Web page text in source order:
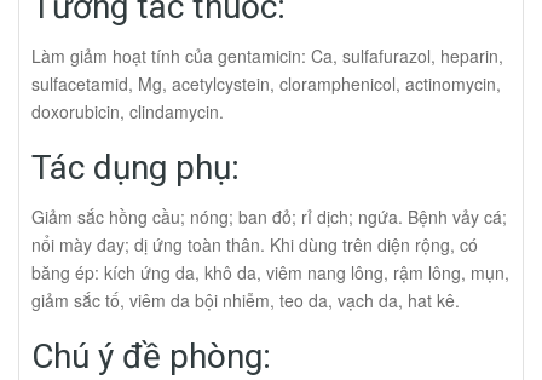
Làm giảm hoạt tính của gentamicin: Ca, sulfafurazol, heparin,
sulfacetamid, Mg, acetylcystein, cloramphenicol, actinomycin,
doxorubicin, clindamycin.
Tác dụng phụ:
Giảm sắc hồng cầu; nóng; ban đỏ; rỉ dịch; ngứa. Bệnh vảy cá;
nổi mày đay; dị ứng toàn thân. Khi dùng trên diện rộng, có
băng ép: kích ứng da, khô da, viêm nang lông, rậm lông, mụn,
giảm sắc tố, viêm da bội nhiễm, teo da, vạch da, hat kê.
Chú ý đề phòng: